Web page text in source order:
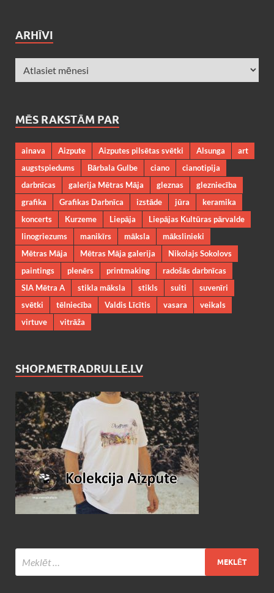
ARHĪVI
MĒS RAKSTĀM PAR
ainava Aizpute Aizputes pilsētas svētki Alsunga
art
augstspiedums
Bārbala Gulbe ciano
cianotipija
darbnīcas
galerija Mētras Māja gleznas
glezniecība
grafika
Grafikas Darbnīca izstāde jūra
keramika
koncerts
Kurzeme Liepāja
Liepājas Kultūras pārvalde
linogriezums
manikīrs māksla
mākslinieki
Mētras Māja
Mētras Māja galerija
Nikolajs Sokolovs
paintings
plenērs printmaking
radošās darbnīcas
SIA Mētra A
stikla māksla stikls suiti
suvenīri
svētki
tēlniecība Valdis Līcītis vasara
veikals
virtuve
vitrāža
SHOP.METRADRULLE.LV